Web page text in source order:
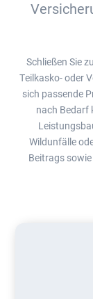
Schließen Sie
Teilkasko- oder
sich passende
nach Bedarf
Wildunfälle
Beitrags